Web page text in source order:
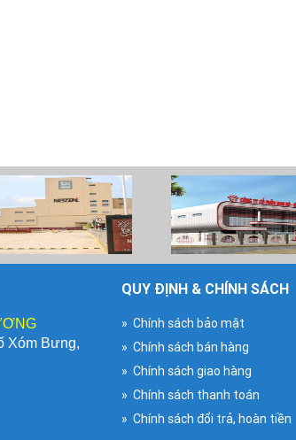
Xóm Bưng,
QUY ĐỊNH & CHÍNH SÁCH
» Chính sách bảo mật
» Chính sách bán hàng
» Chính sách giao hàng
» Chính sách thanh toán
» Chính sách đổi trả, hoàn tiền